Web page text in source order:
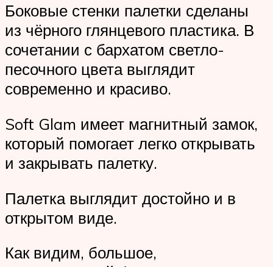
Боковые стенки палетки сделаны
из чёрного глянцевого пластика. В
сочетании с бархатом светло-
песочного цвета выглядит
современно и красиво.
Soft Glam имеет магнитный замок,
который помогает легко открывать
и закрывать палетку.
Палетка выглядит достойно и в
открытом виде.
Как видим, большое,